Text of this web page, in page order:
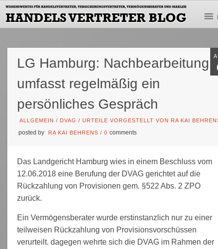
LG Hamburg: Nachbearbeitung
umfasst regelmäßig ein
persönliches Gespräch
ALLGEMEIN / DVAG /URTEILE VORGESTELLT VON RA KAI
posted by RA KAI BEHRENS /0comments
Das Landgericht Hamburg wies in einem Beschluss vom
12.06.2018 eine Berufung der DVAG gerichtet auf die
Rückzahlung von Provisionen gem. §522 Abs. 2 ZPO
zurück.
Ein Vermögensberater wurde erstinstanzlich nur zu einer
teilweisen Rückzahlung von Provisionsvorschüssen
verurteilt. dagegen wehrte sich die DVAG im Rahmen der